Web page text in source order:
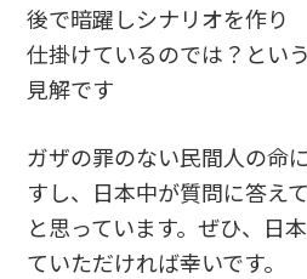
後で暗躍しシナリオを作り
仕掛けているのでは？とい
見解です
ガザの罪のない民間人の命
すし、日本中が質問に答え
と思っています。ぜひ、日
ていただければ幸いです。